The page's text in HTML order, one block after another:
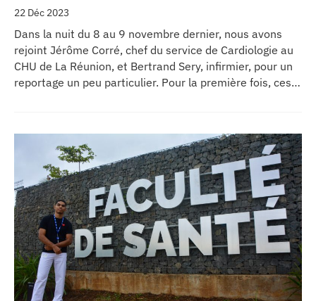
22 Déc 2023
Dans la nuit du 8 au 9 novembre dernier, nous avons
rejoint Jérôme Corré, chef du service de Cardiologie au
CHU de La Réunion, et Bertrand Sery, infirmier, pour un
reportage un peu particulier. Pour la première fois, ces
consultations de cardiologie à des populations coupées
des soins spécialisées. Reportage.